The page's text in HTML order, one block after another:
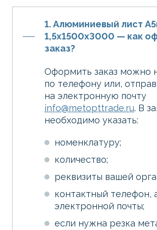
1. Алюминиевый лист
1,5х1500х3000 — как
заказ?
Оформить заказ можно
по телефону или,
на электронную почту
info@metopttrade.ru. В
необходимо указать:
номенклатуру;
количество;
реквизиты вашей
контактный телефон,
электронной почты;
если нужна резка